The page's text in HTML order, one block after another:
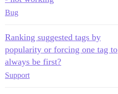
Bug
Ranking suggested tags by
popularity or forcing one tag to
always be first?
Support